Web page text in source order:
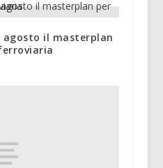
agosto il masterplan